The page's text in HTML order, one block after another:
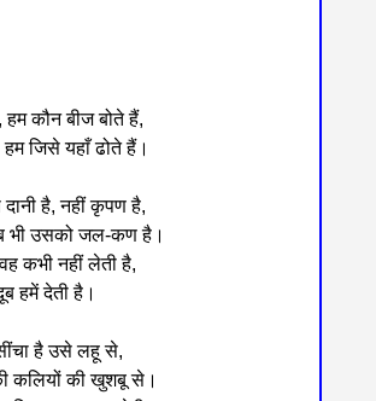
कौन बीज बोते हैं,
जिसे यहाँ ढोते हैं।
दानी है, नहीं कृपण है,
भी उसको जल-कण है।
कभी नहीं लेती है,
हमें देती है।
है उसे लहू से,
कलियों की खुशबू से।